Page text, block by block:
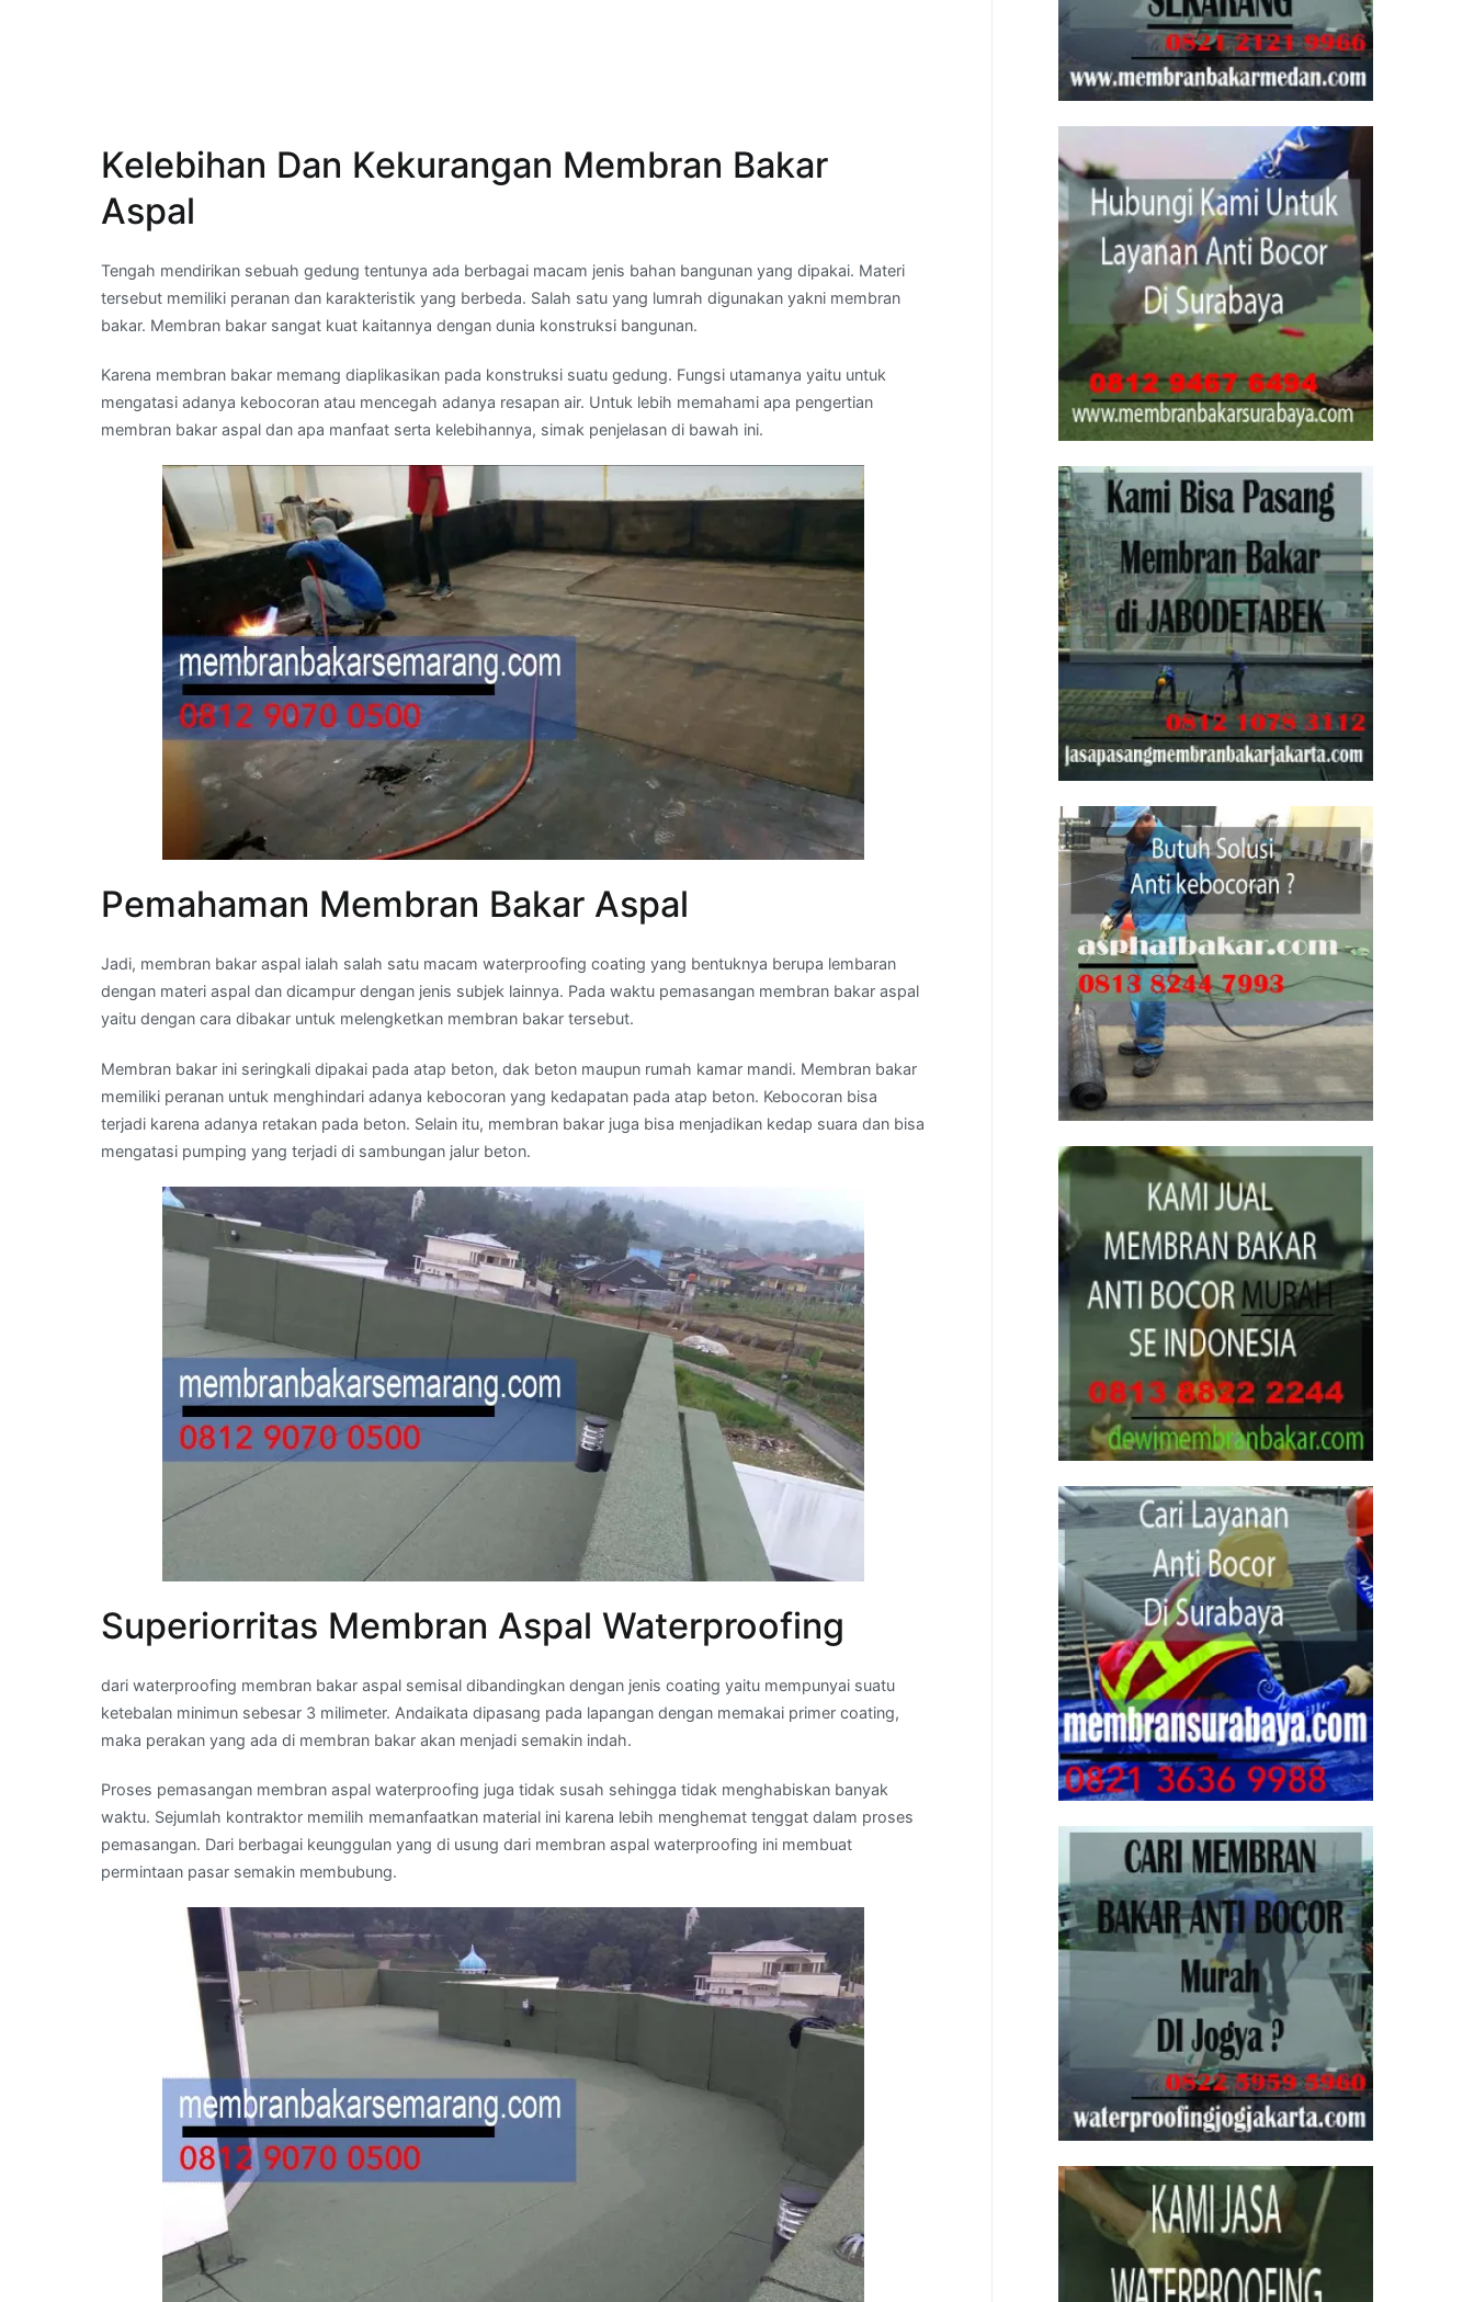
Kelebihan Dan Kekurangan Membran Bakar
Aspal
Tengah mendirikan sebuah gedung tentunya ada berbagai macam jenis bahan bangunan yang dipakai. Materi
tersebut memiliki peranan dan karakteristik yang berbeda. Salah satu yang lumrah digunakan yakni membran
bakar. Membran bakar sangat kuat kaitannya dengan dunia konstruksi bangunan.
Karena membran bakar memang diaplikasikan pada konstruksi suatu gedung. Fungsi utamanya yaitu untuk
mengatasi adanya kebocoran atau mencegah adanya resapan air. Untuk lebih memahami apa pengertian
membran bakar aspal dan apa manfaat serta kelebihannya, simak penjelasan di bawah ini.
Pemahaman Membran Bakar Aspal
Jadi, membran bakar aspal ialah salah satu macam waterproofing coating yang bentuknya berupa lembaran
dengan materi aspal dan dicampur dengan jenis subjek lainnya. Pada waktu pemasangan membran bakar aspal
yaitu dengan cara dibakar untuk melengketkan membran bakar tersebut.
Membran bakar ini seringkali dipakai pada atap beton, dak beton maupun rumah kamar mandi. Membran bakar
memiliki peranan untuk menghindari adanya kebocoran yang kedapatan pada atap beton. Kebocoran bisa
terjadi karena adanya retakan pada beton. Selain itu, membran bakar juga bisa menjadikan kedap suara dan bisa
mengatasi pumping yang terjadi di sambungan jalur beton.
Superiorritas Membran Aspal Waterproofing
dari waterproofing membran bakar aspal semisal dibandingkan dengan jenis coating yaitu mempunyai suatu
ketebalan minimun sebesar 3 milimeter. Andaikata dipasang pada lapangan dengan memakai primer coating,
maka perakan yang ada di membran bakar akan menjadi semakin indah.
Proses pemasangan membran aspal waterproofing juga tidak susah sehingga tidak menghabiskan banyak
waktu. Sejumlah kontraktor memilih memanfaatkan material ini karena lebih menghemat tenggat dalam proses
pemasangan. Dari berbagai keunggulan yang di usung dari membran aspal waterproofing ini membuat
permintaan pasar semakin membubung.